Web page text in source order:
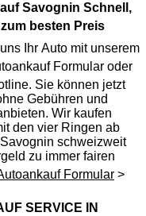
Savognin Schnell,
besten Preis
Ihr Auto mit unserem
Formular oder
Sie können jetzt
Gebühren und
Wir kaufen
den vier Ringen ab
schweizweit
zu immer fairen
Formular >
SERVICE IN